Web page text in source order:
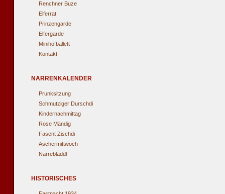
Renchner Buze
Elferrat
Prinzengarde
Elfergarde
Minihofballett
Kontakt
NARRENKALENDER
Prunksitzung
Schmutziger Durschdi
Kindernachmittag
Rose Mändig
Fasent Zischdi
Aschermittwoch
Narrebläddl
HISTORISCHES